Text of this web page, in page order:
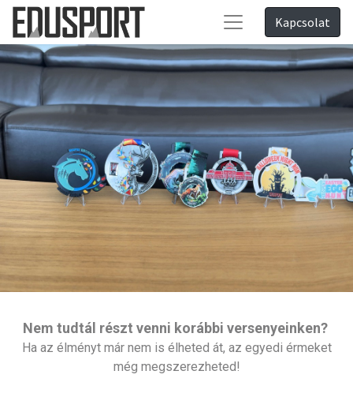
Kapcsolat
Nem tudtál részt venni korábbi versenyeinken?
Ha az élményt már nem is élheted át, az egyedi érmeket
még megszerezheted!